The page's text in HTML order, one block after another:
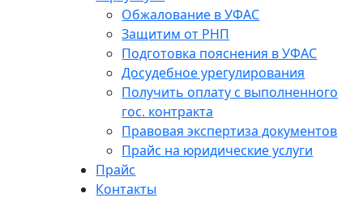
Обжалование в УФАС
Защитим от РНП
Подготовка пояснения в УФАС
Досудебное урегулирования
Получить оплату с выполненного
гос. контракта
Правовая экспертиза документов
Прайс на юридические услуги
Прайс
Контакты